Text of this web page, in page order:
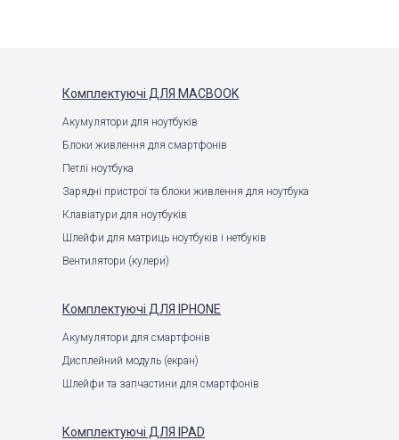
Комплектуючі ДЛЯ MACBOOK
Акумулятори для ноутбуків
Блоки живлення для смартфонів
Петлі ноутбука
Зарядні пристрої та блоки живлення для ноутбука
Клавіатури для ноутбуків
Шлейфи для матриць ноутбуків і нетбуків
Вентилятори (кулери)
Комплектуючі ДЛЯ IPHONE
Акумулятори для смартфонів
Дисплейний модуль (екран)
Шлейфи та запчастини для смартфонів
Комплектуючі ДЛЯ IPAD